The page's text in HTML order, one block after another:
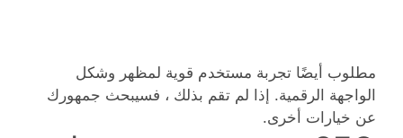
مطلوب أيضًا تجربة مستخدم قوية لمظهر وشكل
الواجهة الرقمية. إذا لم تقم بذلك ، فسيبحث جمهورك
عن خيارات أخرى.